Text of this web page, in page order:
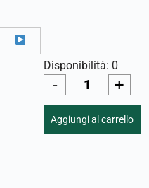
Disponibilità: 0
- +
Aggiungi al carrello